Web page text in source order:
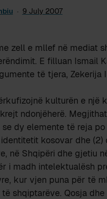
9 July 2007
zell e mllef në mediat
E filluan Ismail
të tjera, Zekerija
kulturën e një
ndonjëherë.
dy elemente të reja
kosovar dhe (2)
në Shqipëri dhe gjetiu
i madh intelektualësh
kur vjen puna për të
shqiptarëve. Qosja